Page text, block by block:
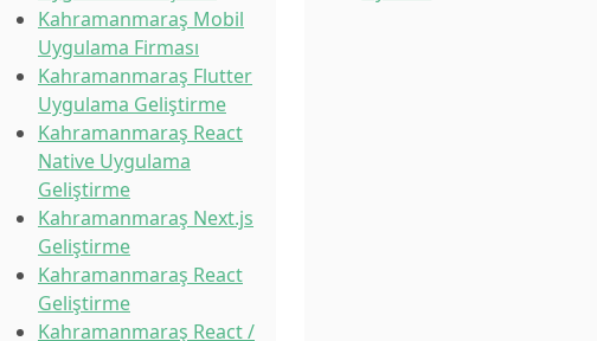
Kahramanmaraş Mobil
Uygulama Firması
Kahramanmaraş Flutter
Uygulama Geliştirme
Kahramanmaraş React
Native Uygulama
Geliştirme
Kahramanmaraş Next.js
Geliştirme
Kahramanmaraş React
Geliştirme
Kahramanmaraş React /